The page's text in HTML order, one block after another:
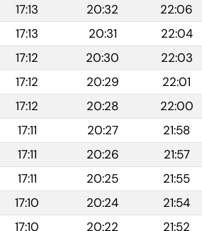
17:13 20:32
22:06
17:13 20:31
22:04
17:12 20:30
22:03
17:12 20:29
22:01
17:12 20:28
22:00
17:11 20:27
21:58
17:11 20:26
21:57
17:11 20:25
21:55
17:10 20:24
21:54
17:10 20:22
21:52